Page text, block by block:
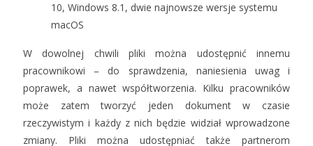
10, Windows 8.1, dwie najnowsze wersje systemu
macOS
W dowolnej chwili pliki można udostępnić innemu
pracownikowi – do sprawdzenia, naniesienia uwag i
poprawek, a nawet współtworzenia. Kilku pracowników
może zatem tworzyć jeden dokument w czasie
rzeczywistym i każdy z nich będzie widział wprowadzone
zmiany. Pliki można udostępniać także partnerom